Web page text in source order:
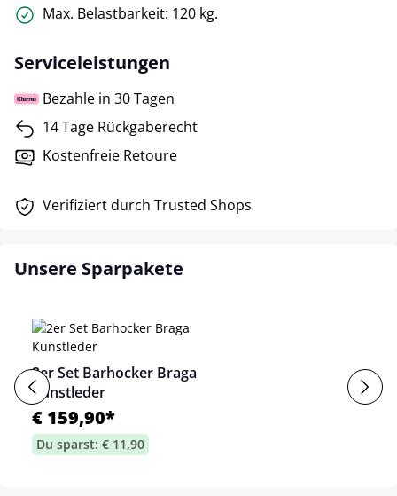
Max. Belastbarkeit: 120 kg.
Serviceleistungen
Bezahle in 30 Tagen
14 Tage Rückgaberecht
Kostenfreie Retoure
Verifiziert durch Trusted Shops
Unsere Sparpakete
2er Set Barhocker Braga
Kunstleder
€ 159,90*
Du sparst: € 11,90